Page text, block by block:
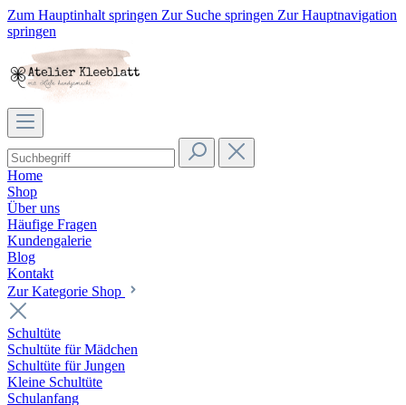
Zum Hauptinhalt springen Zur Suche springen Zur Hauptnavigation
springen
Home
Shop
Über uns
Häufige Fragen
Kundengalerie
Blog
Kontakt
Zur Kategorie Shop
Schultüte
Schultüte für Mädchen
Schultüte für Jungen
Kleine Schultüte
Schulanfang